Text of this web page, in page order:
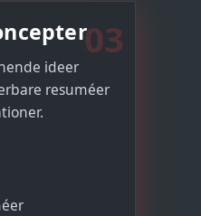
03
ideer
resuméer